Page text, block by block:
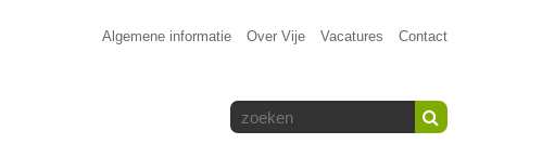
Algemene informatie Over Vije Vacatures Contact